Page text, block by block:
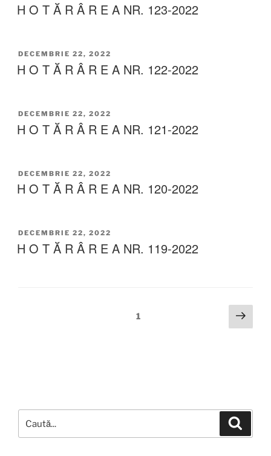
H O T Ă R Â R E A NR. 123-2022
DECEMBRIE 22, 2022
H O T Ă R Â R E A NR. 122-2022
DECEMBRIE 22, 2022
H O T Ă R Â R E A NR. 121-2022
DECEMBRIE 22, 2022
H O T Ă R Â R E A NR. 120-2022
DECEMBRIE 22, 2022
H O T Ă R Â R E A NR. 119-2022
1